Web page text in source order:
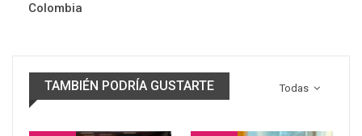
Colombia
Todas
TAMBIÉN PODRÍA GUSTARTE